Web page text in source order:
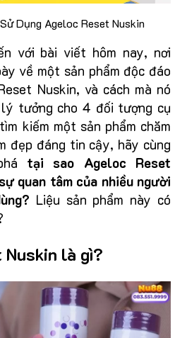
Dụng Ageloc Reset Nuskin
với bài viết hôm nay, nơi
về một sản phẩm độc đáo
Nuskin, và cách mà nó
tưởng cho 4 đối tượng cụ
kiếm một sản phẩm chăm
đẹp đáng tin cậy, hãy cùng
tại sao Ageloc Reset
quan tâm của nhiều người
Liệu sản phẩm này có
Nuskin là gì?